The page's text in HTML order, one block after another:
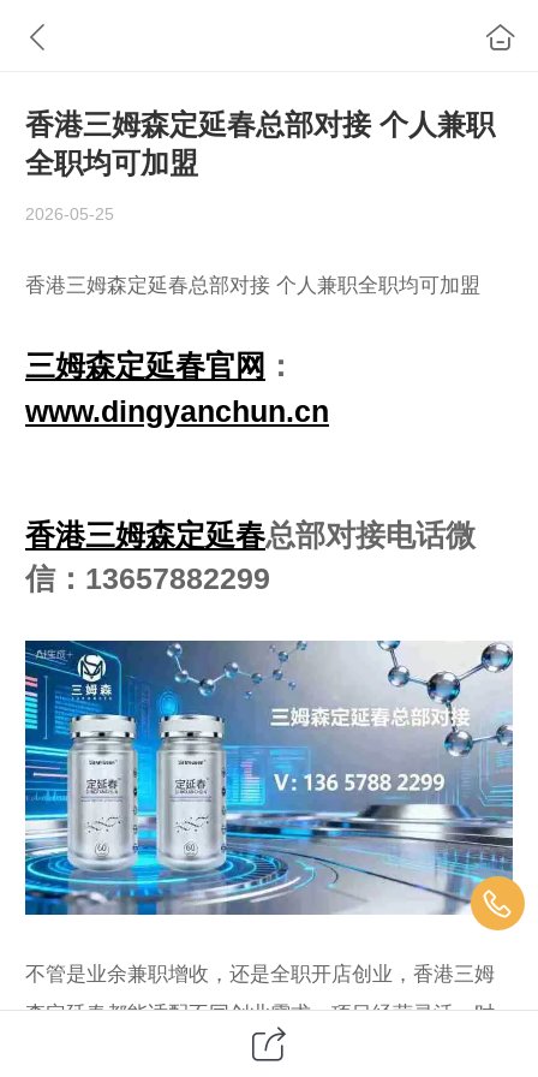
香港三姆森定延春总部对接 个人兼职
全职均可加盟
2026-05-25
香港三姆森定延春总部对接 个人兼职全职均可加盟
三姆森定延春官网 ：
www.dingyanchun.cn
香港三姆森定延春总部对接电话微
信：13657882299
不管是业余兼职增收，还是全职开店创业，香港三姆
森定延春都能适配不同创业需求。项目经营灵活，时
间场地不受过多限制，适配上班族、实体店主、自由